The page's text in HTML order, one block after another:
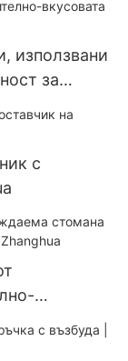
използвани
за
с